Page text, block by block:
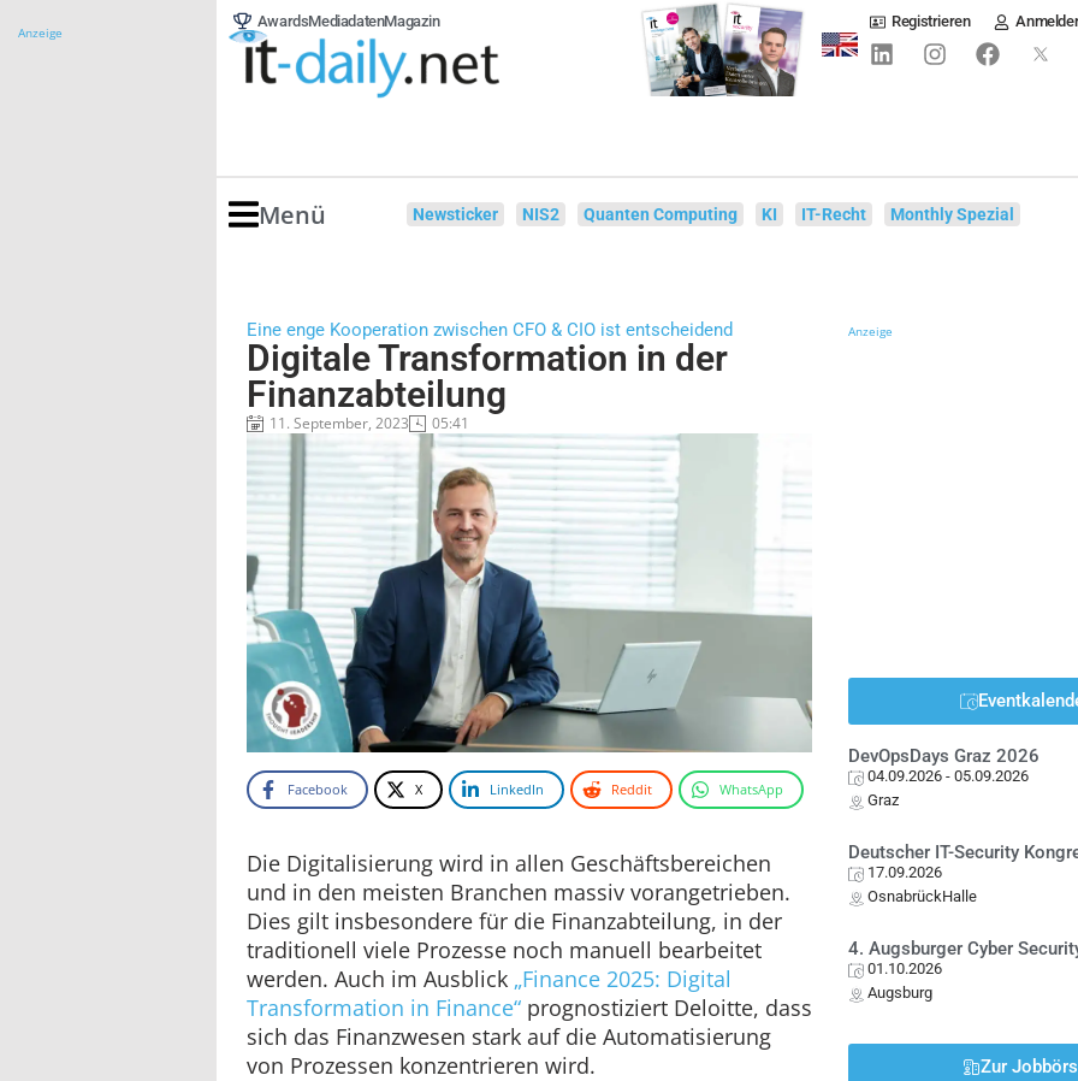
Anzeige
AwardsMediadatenMagazin Registrieren
Menü Newsticker NIS2 Quanten Computing KI IT-Recht Monthly Spezial
Eine enge Kooperation zwischen CFO & CIO ist entscheidend
Digitale Transformation in der
Finanzabteilung
11. September, 2023 05:41
Facebook X LinkedIn Reddit WhatsApp
Die Digitalisierung wird in allen Geschäftsbereichen
und in den meisten Branchen massiv vorangetrieben.
Dies gilt insbesondere für die Finanzabteilung, in der
traditionell viele Prozesse noch manuell bearbeitet
werden. Auch im Ausblick „Finance 2025: Digital
Transformation in Finance“ prognostiziert Deloitte, dass
sich das Finanzwesen stark auf die Automatisierung
von Prozessen konzentrieren wird.
Anzeige
DevOpsDays Graz 2026
04.09.2026 - 05.09.2026
Graz
Deutscher IT-Security
17.09.2026
OsnabrückHalle
4. Augsburger Cyber
01.10.2026
Augsburg
Zur